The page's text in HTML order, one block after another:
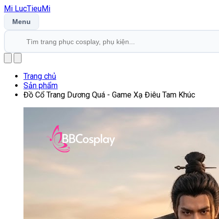
Mi LucTieuMi
Menu
Trang chủ
Sản phẩm
Đồ Cổ Trang Dương Quá - Game Xạ Điêu Tam Khúc